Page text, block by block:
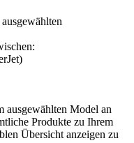
ausgewählten Model an
Produkte zu Ihrem
Übersicht anzeigen zu